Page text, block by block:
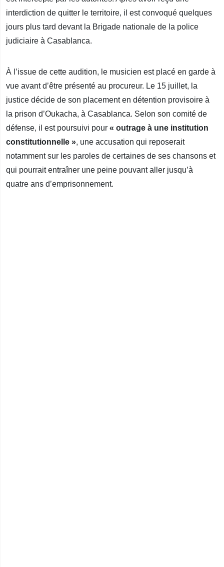
interdiction de quitter le territoire, il est convoqué quelques
jours plus tard devant la Brigade nationale de la police
judiciaire à Casablanca.
À l’issue de cette audition, le musicien est placé en garde à
vue avant d’être présenté au procureur. Le 15 juillet, la
justice décide de son placement en détention provisoire à
la prison d’Oukacha, à Casablanca. Selon son comité de
défense, il est poursuivi pour « outrage à une institution
constitutionnelle », une accusation qui reposerait
notamment sur les paroles de certaines de ses chansons et
qui pourrait entraîner une peine pouvant aller jusqu’à
quatre ans d’emprisonnement.